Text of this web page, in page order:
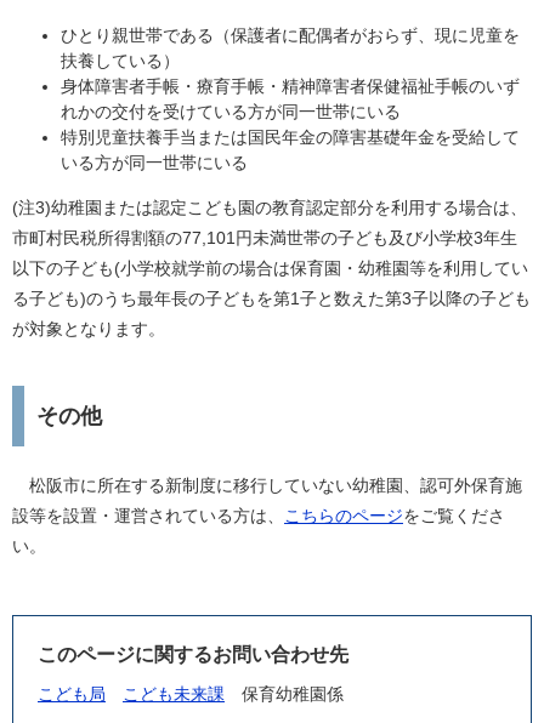
ひとり親世帯である（保護者に配偶者がおらず、現に児童を
扶養している）
身体障害者手帳・療育手帳・精神障害者保健福祉手帳のいず
れかの交付を受けている方が同一世帯にいる
特別児童扶養手当または国民年金の障害基礎年金を受給して
いる方が同一世帯にいる
(注3)幼稚園または認定こども園の教育認定部分を利用する場合は、
市町村民税所得割額の77,101円未満世帯の子ども及び小学校3年生
以下の子ども(小学校就学前の場合は保育園・幼稚園等を利用してい
る子ども)のうち最年長の子どもを第1子と数えた第3子以降の子ども
が対象となります。
その他
松阪市に所在する新制度に移行していない幼稚園、認可外保育施
設等を設置・運営されている方は、
こちらのページをご覧くださ
い。
このページに関するお問い合わせ先
こども局 こども未来課
保育幼稚園係